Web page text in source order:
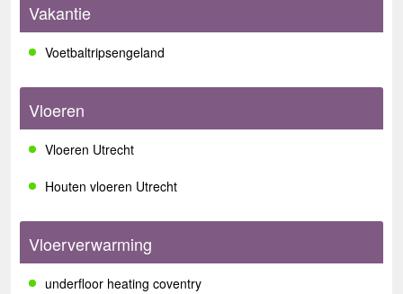
Vakantie
Voetbaltripsengeland
Vloeren
Vloeren Utrecht
Houten vloeren Utrecht
Vloerverwarming
underfloor heating coventry